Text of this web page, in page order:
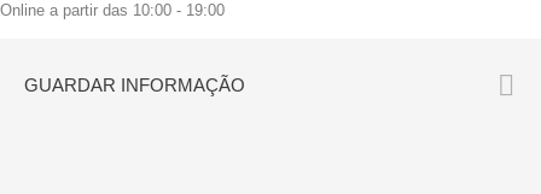
Online a partir das 10:00 - 19:00
GUARDAR INFORMAÇÃO 